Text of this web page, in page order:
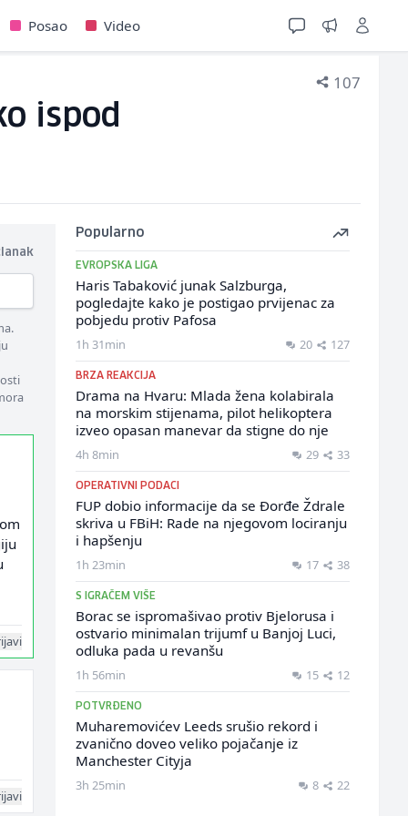
Posao Video
107
ispod
Popularno
EVROPSKA LIGA
Haris Tabaković junak Salzburga,
pogledajte kako je postigao prvijenac za
pobjedu protiv Pafosa
1h 31min 20 127
BRZA REAKCIJA
Drama na Hvaru: Mlada žena kolabirala
na morskim stijenama, pilot helikoptera
izveo opasan manevar da stigne do nje
4h 8min 29 33
OPERATIVNI PODACI
FUP dobio informacije da se Đorđe Ždrale
skriva u FBiH: Rade na njegovom lociranju
i hapšenju
1h 23min 17 38
S IGRAČEM VIŠE
Borac se ispromašivao protiv Bjelorusa i
ostvario minimalan trijumf u Banjoj Luci,
odluka pada u revanšu
1h 56min 15 12
POTVRĐENO
Muharemovićev Leeds srušio rekord i
zvanično doveo veliko pojačanje iz
Manchester Cityja
3h 25min 8 22